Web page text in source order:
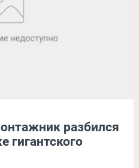
разбился
гигантского